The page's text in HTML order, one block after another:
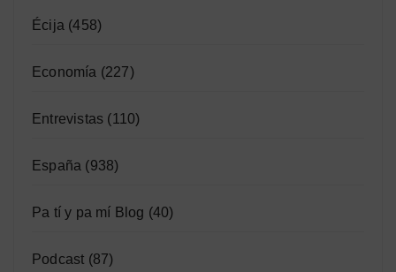
Écija (458)
Economía (227)
Entrevistas (110)
España (938)
Pa tí y pa mí Blog (40)
Podcast (87)